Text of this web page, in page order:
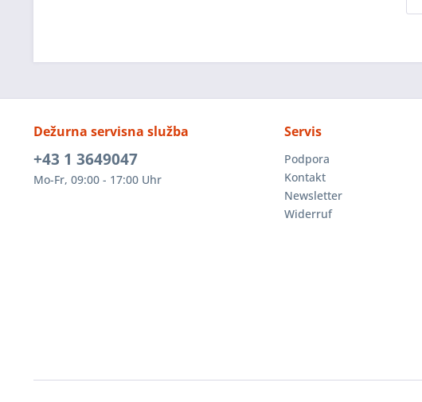
Dežurna servisna služba
+43 1 3649047
Mo-Fr, 09:00 - 17:00 Uhr
Servis
Podpora
Kontakt
Newsletter
Widerruf